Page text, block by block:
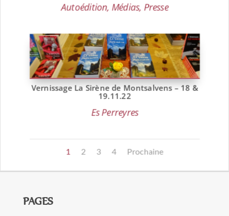
Autoédition, Médias, Presse
Vernissage La Sirène de Montsalvens – 18 &
19.11.22
Es Perreyres
1 2 3 4 Prochaine
PAGES